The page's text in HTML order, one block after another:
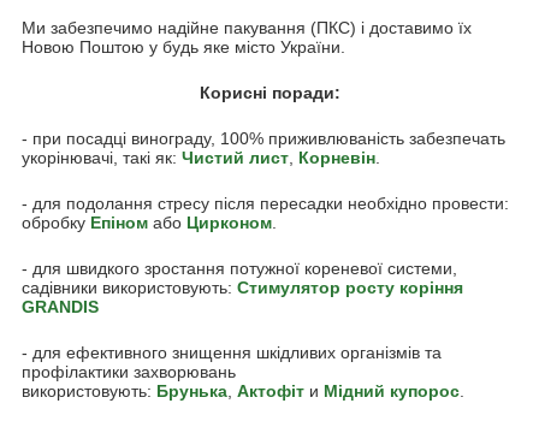
Ми забезпечимо надійне пакування (ПКС) і доставимо їх
Новою Поштою у будь яке місто України.
Корисні поради:
- при посадці винограду, 100% приживлюваність забезпечать
укорінювачі, такі як: Чистий лист Корневін
- для подолання стресу після пересадки необхідно провести:
обробку Епіном або Цирконом
- для швидкого зростання потужної кореневої системи,
садівники використовують: Стимулятор росту коріння
GRANDIS
- для ефективного знищення шкідливих організмів та
профілактики захворювань
використовують: Брунька Актофіт и Мідний купорос